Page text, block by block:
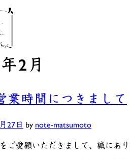
2月
業時間につきまして
27日 by note-matsumoto
ご愛顧いただきまして、誠にあり